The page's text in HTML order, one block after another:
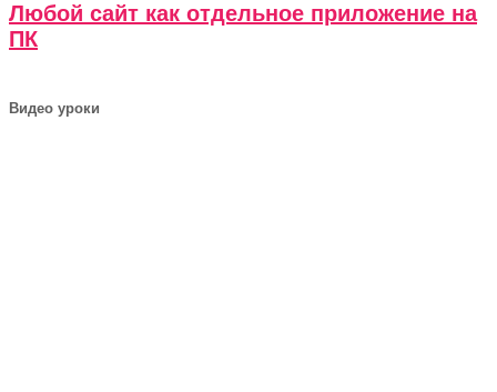
Любой сайт как отдельное приложение на
ПК
Видео уроки